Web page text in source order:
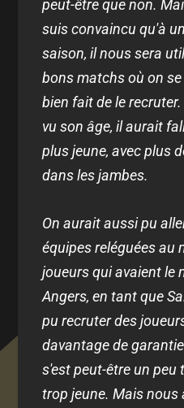
peut-être que non.
suis convaincu qu'à
saison, il nous sera
bons matchs où on
bien fait de le
vu son âge, il aurait
plus jeune, avec plus
dans les jambes.
On aurait aussi pu
équipes reléguées au
joueurs qui avaient le
Angers, en tant que
pu recruter des
davantage de
s'est peut-être un peu
trop jeune. Mais nous